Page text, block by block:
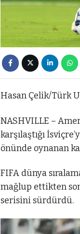
Hasan Çelik/Türk
NASHVILLE –
karşılaştığı
önünde oynanan
FIFA dünya
mağlup ettikten
serisini sürdürdü.